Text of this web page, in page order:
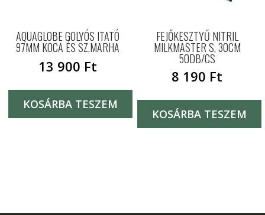
AQUAGLOBE GOLYÓS ITATÓ
97MM KOCA ÉS SZ.MARHA
13 900 Ft
KOSÁRBA TESZEM
FEJŐKESZTYŰ NITRIL
MILKMASTER S, 30CM
50DB/CS
8 190 Ft
KOSÁRBA TESZEM